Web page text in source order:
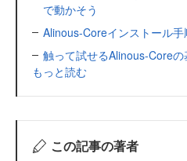
で動かそう
Alinous-Coreインストール手
触って試せるAlinous-Core
もっと読む
この記事の著者